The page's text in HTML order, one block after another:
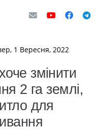
1 Вересня, 2022
змінити
2 га землі,
для